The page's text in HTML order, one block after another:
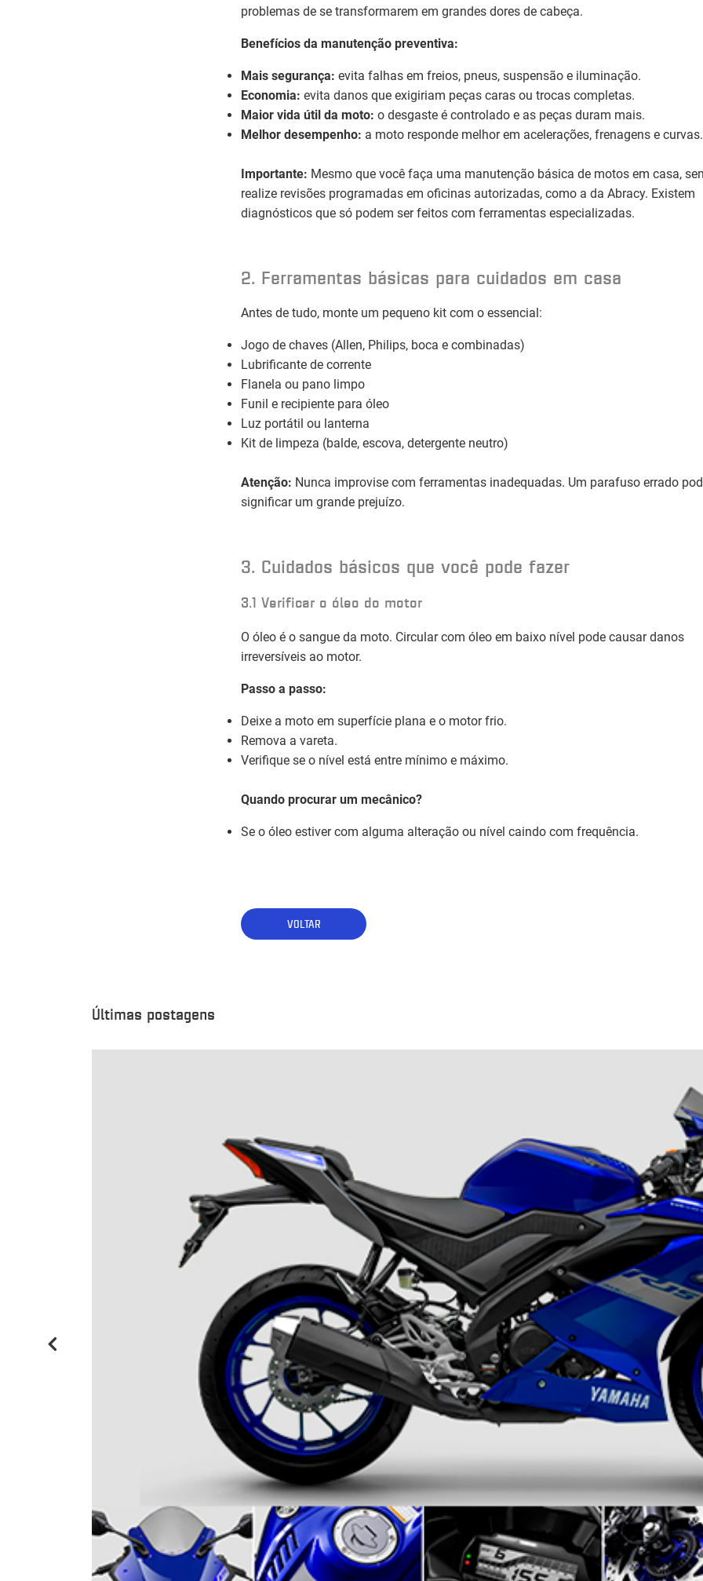
problemas de se transformarem em grandes dores de cabeça.
Benefícios da manutenção preventiva:
Mais segurança: evita falhas em freios, pneus, suspensão e iluminação.
Economia: evita danos que exigiriam peças caras ou trocas completas.
Maior vida útil da moto: o desgaste é controlado e as peças duram mais.
Melhor desempenho: a moto responde melhor em acelerações, frenagens e curvas.
Importante: Mesmo que você faça uma manutenção básica de motos em casa,
realize revisões programadas em oficinas autorizadas, como a da Abracy. Existem
diagnósticos que só podem ser feitos com ferramentas especializadas.
2. Ferramentas básicas para cuidados em casa
Antes de tudo, monte um pequeno kit com o essencial:
Jogo de chaves (Allen, Philips, boca e combinadas)
Lubrificante de corrente
Flanela ou pano limpo
Funil e recipiente para óleo
Luz portátil ou lanterna
Kit de limpeza (balde, escova, detergente neutro)
Atenção: Nunca improvise com ferramentas inadequadas. Um parafuso errado
significar um grande prejuízo.
3. Cuidados básicos que você pode fazer
3.1 Verificar o óleo do motor
O óleo é o sangue da moto. Circular com óleo em baixo nível pode causar danos
irreversíveis ao motor.
Passo a passo:
Deixe a moto em superfície plana e o motor frio.
Remova a vareta.
Verifique se o nível está entre mínimo e máximo.
Quando procurar um mecânico?
Se o óleo estiver com alguma alteração ou nível caindo com frequência.
VOLTAR
Últimas postagens